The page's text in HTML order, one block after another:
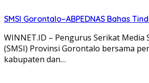
SMSI Gorontalo–ABPEDNAS Bahas
WINNET.ID – Pengurus Serikat Media
(SMSI) Provinsi Gorontalo bersama
kabupaten dan…